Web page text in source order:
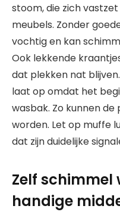
stoom, die zich
meubels. Zonder
vochtig en kan
Ook lekkende
dat plekken nat
laat op omdat het
wasbak. Zo kunnen
worden. Let op muffe
dat zijn duidelijke
Zelf schimmel
handige